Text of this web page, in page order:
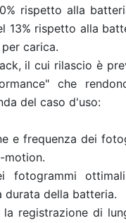
rispetto alla
13% rispetto alla
carica.
il cui rilascio è
che
del caso d'uso:
e frequenza dei
motion.
fotogrammi
durata della batteria.
registrazione di